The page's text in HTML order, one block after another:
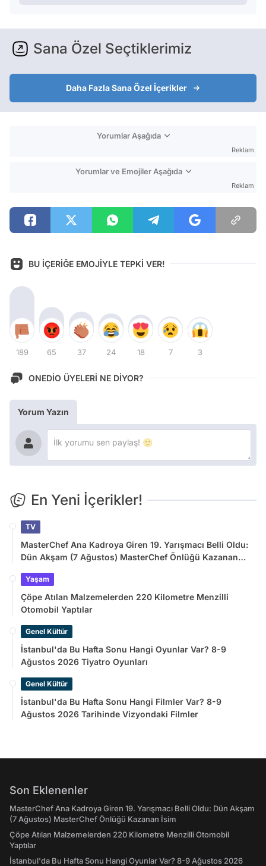
Sana Özel Seçtiklerimiz
Daha Fazla Sana Özel İçerikler
Yorumlar Aşağıda
Reklam
Yorumlar ve Emojiler Aşağıda
Reklam
BU İÇERİĞE EMOJİYLE TEPKİ VER!
189 65 37 24 18 7 3
ONEDİO ÜYELERİ NE DİYOR?
Yorum Yazın
En Yeni İçerikler!
TV
MasterChef Ana Kadroya Giren 19. Yarışmacı Belli Oldu:
Dün Akşam (7 Ağustos) MasterChef Önlüğü Kazanan
Yaşam
Çöpe Atılan Malzemelerden 220 Kilometre Menzilli
Otomobil Yaptılar
Genel Kültür
İstanbul'da Bu Hafta Sonu Hangi Oyunlar Var? 8-9
Ağustos 2026 Tiyatro Oyunları
Genel Kültür
İstanbul'da Bu Hafta Sonu Hangi Filmler Var? 8-9
Ağustos 2026 Tarihinde Vizyondaki Filmler
Son Eklenenler
MasterChef Ana Kadroya Giren 19. Yarışmacı Belli Oldu: Dün Akşam
(7 Ağustos) MasterChef Önlüğü Kazanan İsim
Çöpe Atılan Malzemelerden 220 Kilometre Menzilli Otomobil
Yaptılar
İstanbul'da Bu Hafta Sonu Hangi Oyunlar Var? 8-9 Ağustos 2026